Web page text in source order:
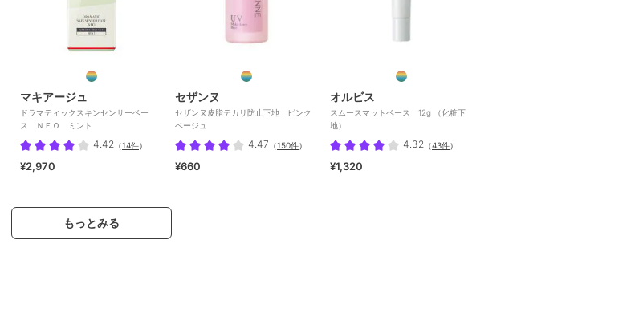
マキアージュ
ドラマティックスキンセンサーベー
ス ＮＥＯ ミント
4.42 （14件）
¥2,970
セザンヌ
セザンヌ皮脂テカリ防止下地 ピンク
ベージュ
4.47 （150件）
¥660
オルビス
スムースマットベース 12g （化粧下
地）
4.32 （43件）
¥1,320
もっとみる